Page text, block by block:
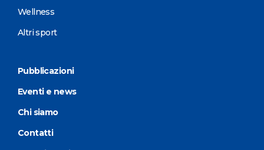
Wellness
Altri sport
Pubblicazioni
Eventi e news
Chi siamo
Contatti